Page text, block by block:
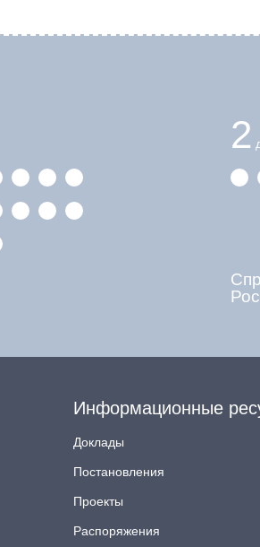
2
Информационные
Доклады
Постановления
Проекты
Распоряжения